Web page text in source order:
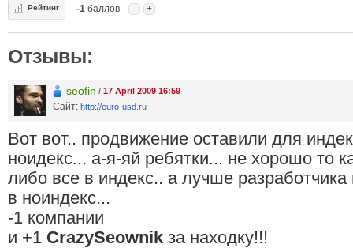
Рейтинг -1 баллов -- +
Отзывы:
seofin / 17 April 2009 16:59
Сайт: http://euro-usd.ru
Вот вот.. продвижение оставили для
ноидекс... а-я-яй ребятки... не хорошо то
либо все в индекс.. а лучше
в ноиндекс...
-1 компании
и +1 CrazySeownik за находку!!!